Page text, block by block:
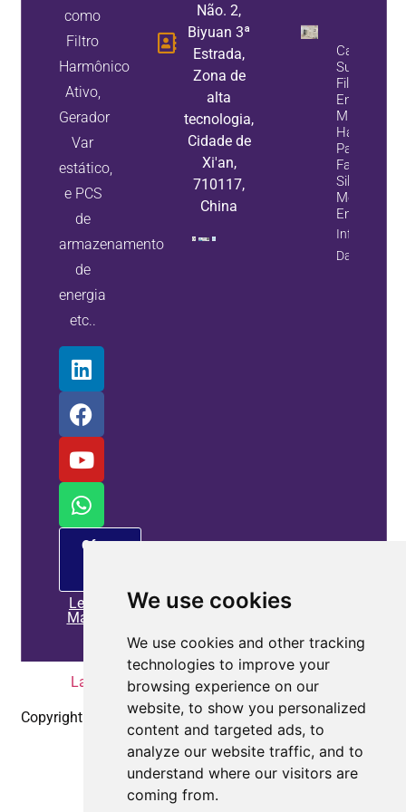
We use cookies
We use cookies and other tracking
technologies to improve your
browsing experience on our
website, to show you personalized
content and targeted ads, to
analyze our website traffic, and to
understand where our visitors are
coming from.
como
Filtro
Harmônico
Ativo,
Gerador
Var
estático,
e PCS
de
armazenamento
de
energia
etc..
Oferta
Leia
Mais
Não. 2,
Biyuan 3ª
Estrada,
Zona de
alta
tecnologia,
Cidade de
Xi'an,
710117,
China
Caso De
Sucesso
Filtro De
Energia
Mitigação
Harmônica
Para Um
Fabricante
Silício
Em Ningxia
Da
Lar Política de Privacidade|Contate-nos
Copyright © 2010-2025Coepower.com. Todos os direitos
reservados.